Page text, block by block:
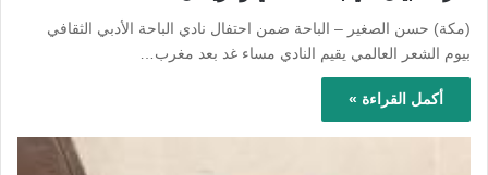
(مكة) حسن الصغير – الباحة ضمن احتفال نادي الباحة الأدبي الثقافي
بيوم الشعر العالمي يقيم النادي مساء غد بعد مغرب…
أكمل القراءة »